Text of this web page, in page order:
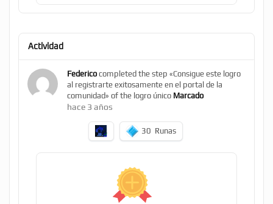
Actividad
Federicocompleted the step «Consigue este logro
al registrarte exitosamente en el portal de la
comunidad» of the logro único Marcado
hace 3 años
30 Runas